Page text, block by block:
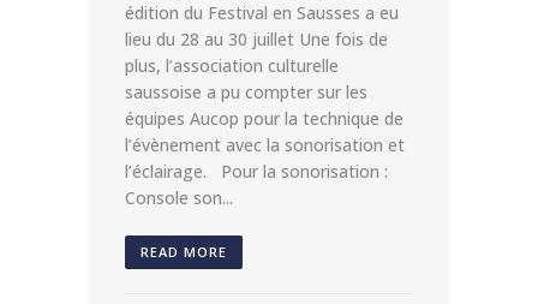
édition du Festival en Sausses a eu
lieu du 28 au 30 juillet Une fois de
plus, l’association culturelle
saussoise a pu compter sur les
équipes Aucop pour la technique de
l’évènement avec la sonorisation et
l’éclairage. Pour la sonorisation :
Console son...
READ MORE